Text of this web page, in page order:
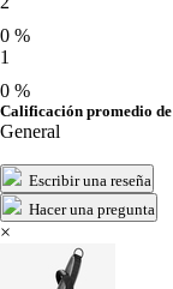
0 %
1
0 %
Calificación promedio
General
Escribir una reseña
Hacer una pregunta
×